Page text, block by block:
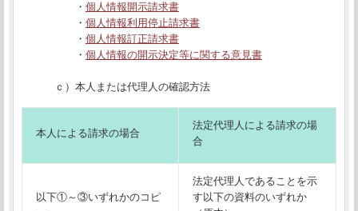
・ 個人情報開示請求書
・ 個人情報利用停止請求書
・ 個人情報訂正請求書
・ 個人情報の開示決定等に関する意見書
ｃ）本人または代理人の確認方法
本人による請求の場合
法定代理人による請求の場
合
以下①～③いずれかのコピ
法定代理人であることを示
す以下の資料のいずれか